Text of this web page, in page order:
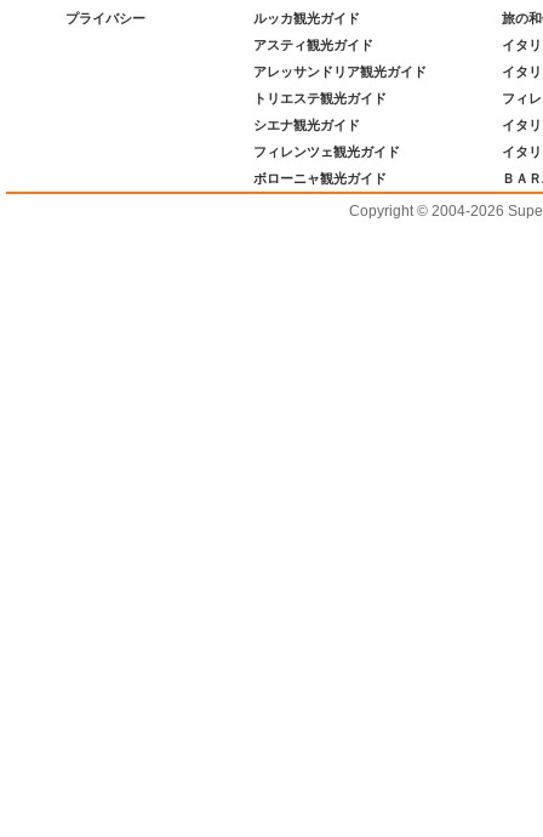
プライバシー
ルッカ観光ガイド
アスティ観光ガイド
アレッサンドリア観光ガイド
トリエステ観光ガイド
シエナ観光ガイド
フィレンツェ観光ガイド
ボローニャ観光ガイド
旅の
イタ
イタ
フィ
イタ
イタ
ＢＡ
Copyright © 2004-2026